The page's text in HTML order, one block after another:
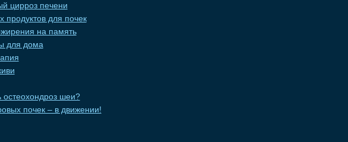
цирроз печени
продуктов для почек
на память
для дома
остеохондроз шеи?
почек – в движении!